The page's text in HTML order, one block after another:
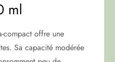
ml
compact offre une
Sa capacité modérée